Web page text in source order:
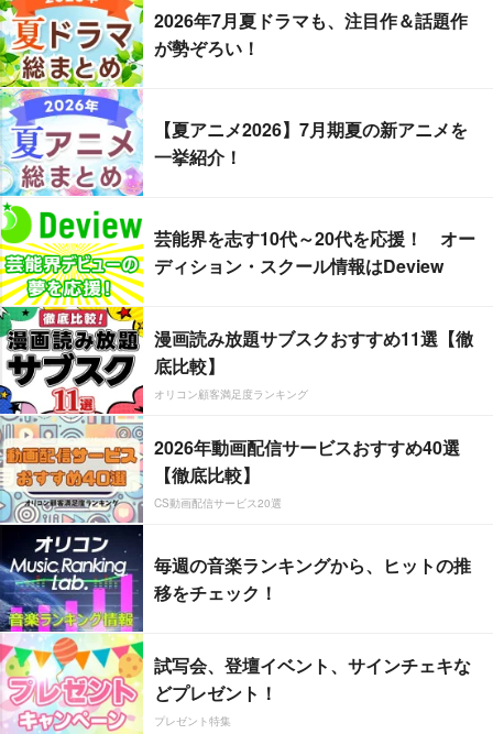
2026年7月夏ドラマも、注目作＆話題作
が勢ぞろい！
【夏アニメ2026】7月期夏の新アニメを
一挙紹介！
芸能界を志す10代～20代を応援！ オー
ディション・スクール情報はDeview
漫画読み放題サブスクおすすめ11選【徹
底比較】
オリコン顧客満足度ランキング
2026年動画配信サービスおすすめ40選
【徹底比較】
CS動画配信サービス20選
毎週の音楽ランキングから、ヒットの推
移をチェック！
試写会、登壇イベント、サインチェキな
どプレゼント！
プレゼント特集